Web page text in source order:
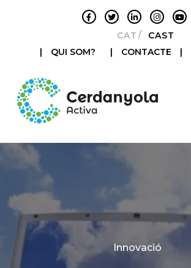
CATALÀ
|
QUI SOM? | CONTACTE |
Categories
Innovació